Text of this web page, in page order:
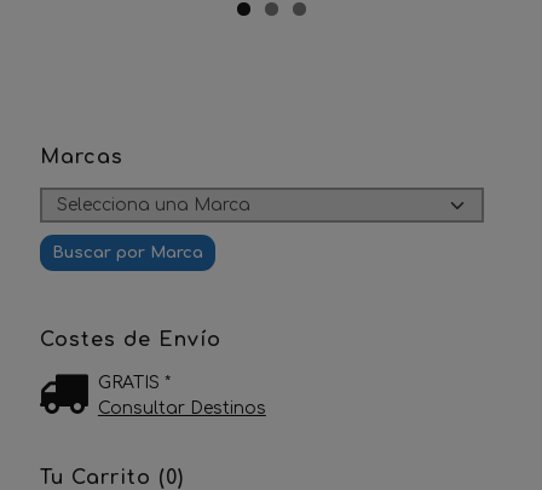
Marcas
Costes de Envío
GRATIS *
Consultar Destinos
Tu Carrito (0)